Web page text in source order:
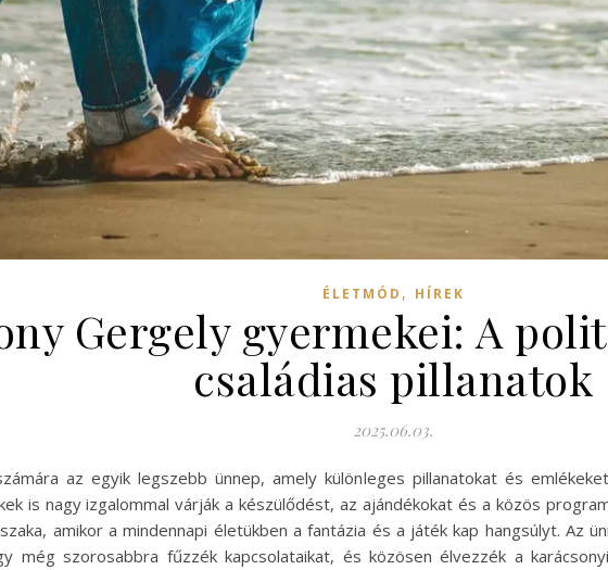
ÉLETMÓD , HÍREK
Gergely gyermekei: A
családias pillanatok
2025.06.03.
az egyik legszebb ünnep, amely különleges pillanatokat és
is nagy izgalommal várják a készülődést, az ajándékokat és a közös
amikor a mindennapi életükben a fantázia és a játék kap hangsúlyt. Az
még szorosabbra fűzzék kapcsolataikat, és közösen élvezzék a